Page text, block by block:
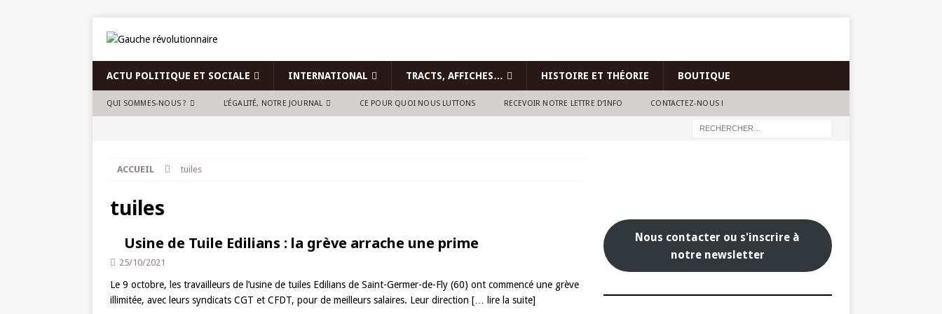
ACTU POLITIQUE ET SOCIALE INTERNATIONAL TRACTS, AFFICHES… HISTOIRE ET THÉORIE BOUTIQUE
QUI SOMMES-NOUS ? L’ÉGALITÉ, NOTRE JOURNAL CE POUR QUOI NOUS LUTTONS RECEVOIR NOTRE LETTRE D’INFO CONTACTEZ-NOUS !
ACCUEIL tuiles
tuiles
Usine de Tuile Edilians : la grève arrache une prime
25/10/2021
Le 9 octobre, les travailleurs de l’usine de tuiles Edilians de Saint-Germer-de-Fly (60) ont commencé une grève
illimitée, avec leurs syndicats CGT et CFDT, pour de meilleurs salaires. Leur direction [… lire la suite]
Nous contacter ou s'inscrire à
notre newsletter